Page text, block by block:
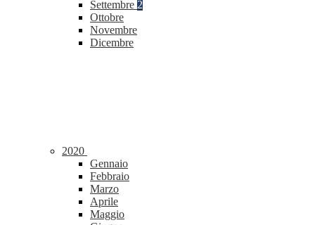
Settembre 2
Ottobre
Novembre
Dicembre
2020
Gennaio
Febbraio
Marzo
Aprile
Maggio